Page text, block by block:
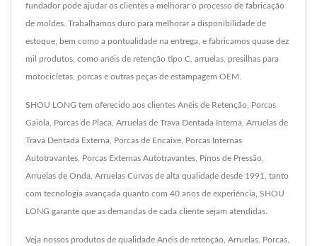
fundador pode ajudar os clientes a melhorar o processo de fabricação
de moldes. Trabalhamos duro para melhorar a disponibilidade de
estoque, bem como a pontualidade na entrega, e fabricamos quase dez
mil produtos, como anéis de retenção tipo C, arruelas, presilhas para
motocicletas, porcas e outras peças de estampagem OEM.
SHOU LONG tem oferecido aos clientes Anéis de Retenção, Porcas
Gaiola, Porcas de Placa, Arruelas de Trava Dentada Interna, Arruelas de
Trava Dentada Externa, Porcas de Encaixe, Porcas Internas
Autotravantes, Porcas Externas Autotravantes, Pinos de Pressão,
Arruelas de Onda, Arruelas Curvas de alta qualidade desde 1991, tanto
com tecnologia avançada quanto com 40 anos de experiência, SHOU
LONG garante que as demandas de cada cliente sejam atendidas.
Veja nossos produtos de qualidade Anéis de retenção Arruelas Porcas